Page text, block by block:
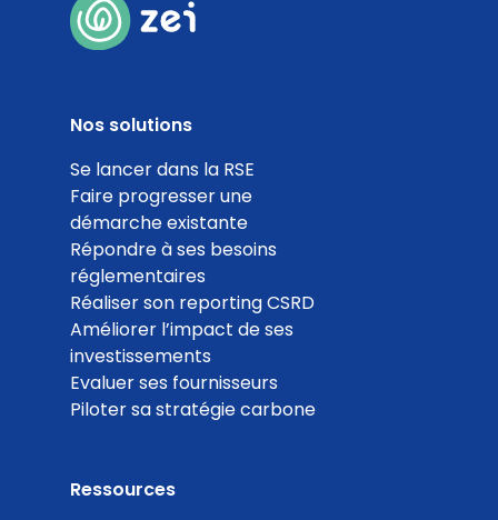
Fabrication locale
100
Part de l'électricité bas carbone
Nos solutions
Se lancer dans la RSE
Faire progresser une
démarche existante
Répondre à ses besoins
réglementaires
Réaliser son reporting CSRD
Améliorer l’impact de ses
investissements
Evaluer ses fournisseurs
Piloter sa stratégie carbone
Ressources